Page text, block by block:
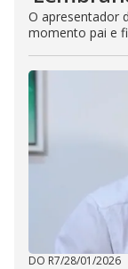
O apresentador
momento pai e
DO R7/28/01/2026